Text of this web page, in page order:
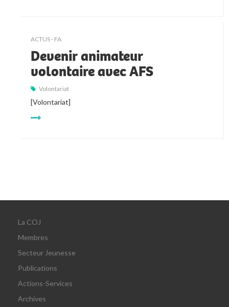
ACTUS - FA
Devenir animateur
volontaire avec AFS
Volontariat
[Volontariat]
La COJ
Membres
Secteur Jeunesse
Publications
Actions-Services
Archives